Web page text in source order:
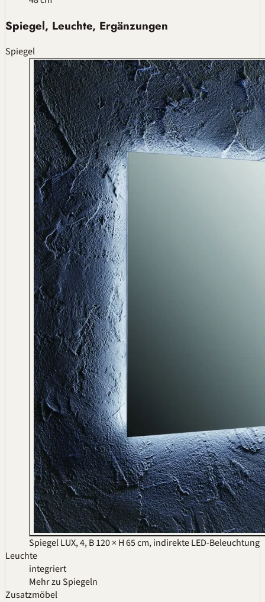
Spiegel, Leuchte, Ergänzungen
Spiegel
Spiegel LUX, 4, B 120 × H 65 cm, indirekte LED-Beleuchtung
Leuchte
integriert
Mehr zu Spiegeln
Zusatzmöbel